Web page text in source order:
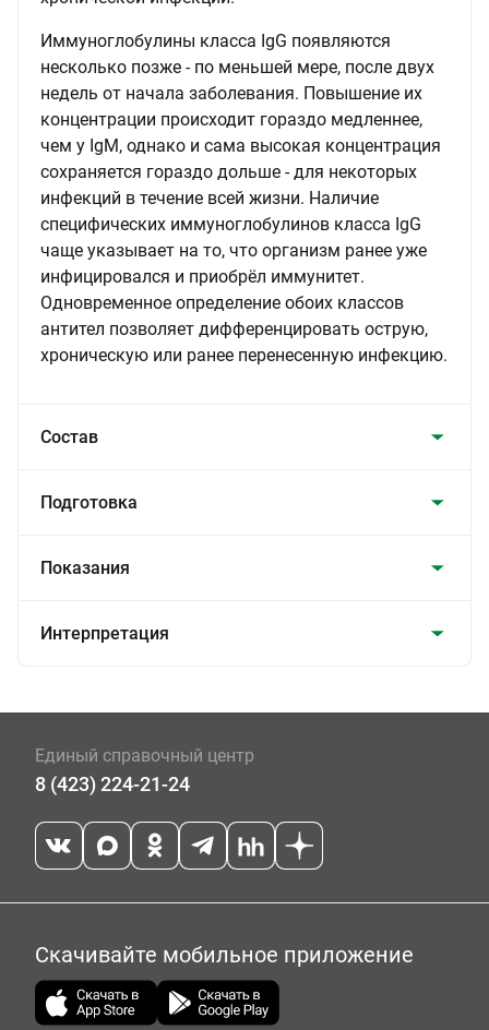
Иммуноглобулины класса IgG появляются
несколько позже - по меньшей мере, после двух
недель от начала заболевания. Повышение их
концентрации происходит гораздо медленнее,
чем у IgM, однако и сама высокая концентрация
сохраняется гораздо дольше - для некоторых
инфекций в течение всей жизни. Наличие
специфических иммуноглобулинов класса IgG
чаще указывает на то, что организм ранее уже
инфицировался и приобрёл иммунитет.
Одновременное определение обоих классов
антител позволяет дифференцировать острую,
хроническую или ранее перенесенную инфекцию.
Состав
Подготовка
Показания
Интерпретация
Единый справочный центр
8 (423) 224-21-24
Скачивайте мобильное приложение